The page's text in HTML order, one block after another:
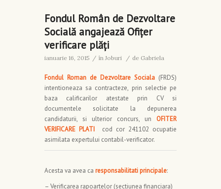
Fondul Român de Dezvoltare
Socială angajează Ofiţer
verificare plăţi
ianuarie 16, 2015 / în Joburi / de Gabriela
Fondul Roman de Dezvoltare Sociala (FRDS)
intentioneaza sa contracteze, prin selectie pe
baza calificarilor atestate prin CV si
documentele solicitate la depunerea
candidaturii, si ulterior concurs, un OFITER
VERIFICARE PLATI cod cor 241102 ocupatie
asimilata expertului contabil-verificator.
Acesta va avea ca responsabilitati principale:
– Verificarea rapoartelor (sectiunea financiara)